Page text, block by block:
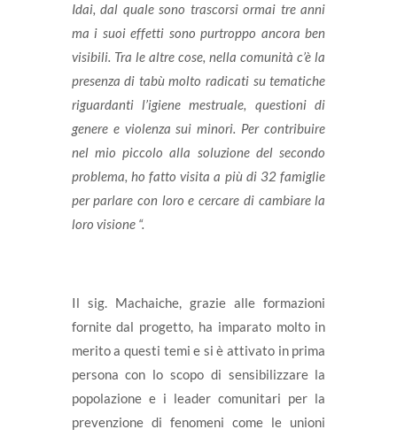
Idai, dal quale sono trascorsi ormai tre anni
ma i suoi effetti sono purtroppo ancora ben
visibili. Tra le altre cose, nella comunità c’è la
presenza di tabù molto radicati su tematiche
riguardanti l’igiene mestruale, questioni di
genere e violenza sui minori. Per contribuire
nel mio piccolo alla soluzione del secondo
problema, ho fatto visita a più di 32 famiglie
per parlare con loro e cercare di cambiare la
loro visione “.
Il sig. Machaiche, grazie alle formazioni
fornite dal progetto, ha imparato molto in
merito a questi temi e si è attivato in prima
persona con lo scopo di sensibilizzare la
popolazione e i leader comunitari per la
prevenzione di fenomeni come le unioni